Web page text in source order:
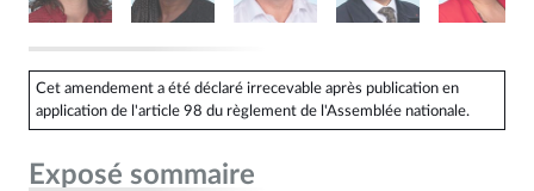
Cet amendement a été déclaré irrecevable après publication en
application de l'article 98 du règlement de l'Assemblée nationale.
Exposé sommaire